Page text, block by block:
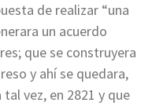
de realizar “una
un acuerdo
que se construyera
y ahí se quedara,
vez, en 2821 y que